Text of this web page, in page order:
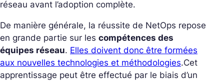
réseau avant l’adoption complète.
De manière générale, la réussite de NetOps repose
en grande partie sur les compétences des
équipes réseau. Elles doivent donc être formées
aux nouvelles technologies et méthodologies.Cet
apprentissage peut être effectué par le biais d’un